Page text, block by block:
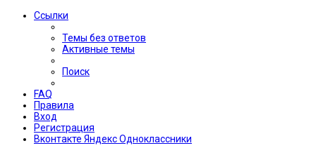
Ссылки
Темы без ответов
Активные темы
Поиск
FAQ
Правила
Вход
Регистрация
Вконтакте ЯндексОдноклассники